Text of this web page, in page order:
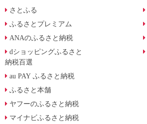
さとふる
ふるさとプレミアム
ANAのふるさと納税
dショッピングふるさと
納税百選
au PAY ふるさと納税
ふるさと本舗
ヤフーのふるさと納税
マイナビふるさと納税